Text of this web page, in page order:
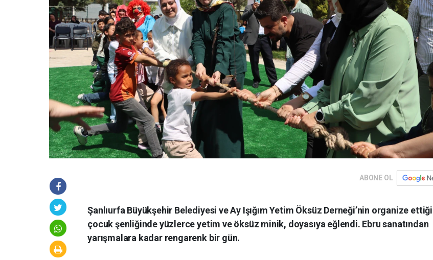
ABONE OL
Şanlıurfa Büyükşehir Belediyesi ve Ay Işığım Yetim Öksüz Derneği’nin organize ettiği
çocuk şenliğinde yüzlerce yetim ve öksüz minik, doyasıya eğlendi. Ebru sanatından
yarışmalara kadar rengarenk bir gün.